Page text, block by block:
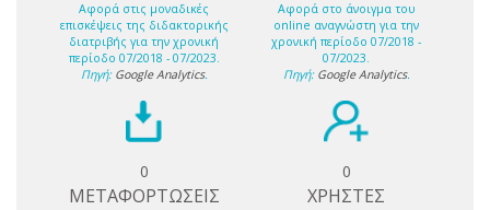
Αφορά στις μοναδικές
επισκέψεις της διδακτορικής
διατριβής για την χρονική
περίοδο 07/2018 - 07/2023.
Πηγή: Google Analytics.
Αφορά στο άνοιγμα του
online αναγνώστη για την
χρονική περίοδο 07/2018 -
07/2023.
Πηγή: Google Analytics.
0
ΜΕΤΑΦΟΡΤΩΣΕΙΣ
0
ΧΡΗΣΤΕΣ